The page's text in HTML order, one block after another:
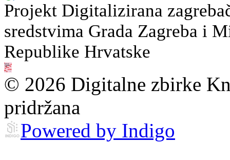
Projekt Digitalizirana
sredstvima Grada Zagreba i
Republike Hrvatske
© 2026 Digitalne zbirke
pridržana
Powered by Indigo